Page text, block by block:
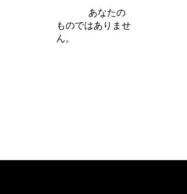
あなたの
ものではありませ
ん。